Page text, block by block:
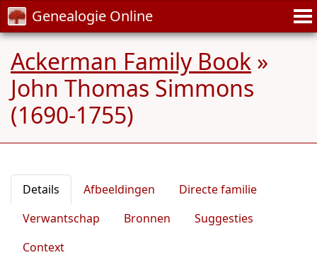
Genealogie Online
Ackerman Family Book »
John Thomas Simmons
(1690-1755)
Details Afbeeldingen
Directe familie
Verwantschap
Bronnen
Suggesties
Context